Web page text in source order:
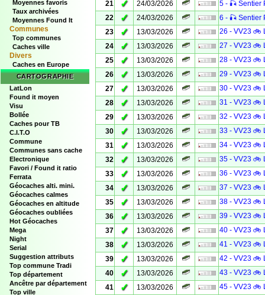
Moyennes favoris
Taux archivées
Moyennes Found It
Communes
Top communes
Caches ville
Divers
Caches en Europe
CARTOGRAPHIE
LatLon
Found it moyen
Visu
Bollée
Caches pour TB
C.I.T.O
Commune
Communes sans cache
Electronique
Favori / Found it ratio
Ferrata
Géocaches alti. mini.
Géocaches calmes
Géocaches en altitude
Géocaches oubliées
Hot Géocaches
Mega
Night
Serial
Suggestion attributs
Top commune Tradi
Top département
Ancêtre par département
Top ville
21
✓ 24/03/2026
5 - 🎣 Sentier
22
✓ 24/03/2026
6 - 🎣 Sentier
23
✓ 13/03/2026
26 - VV23 🚲
24
✓ 13/03/2026
27 - VV23 🚲
25
✓ 13/03/2026
28 - VV23 🚲
26
✓ 13/03/2026
29 - VV23 🚲
27
✓ 13/03/2026
30 - VV23 🚲
28
✓ 13/03/2026
31 - VV23 🚲
29
✓ 13/03/2026
32 - VV23 🚲
30
✓ 13/03/2026
33 - VV23 🚲
31
✓ 13/03/2026
34 - VV23 🚲
32
✓ 13/03/2026
35 - VV23 🚲
33
✓ 13/03/2026
36 - VV23 🚲
34
✓ 13/03/2026
37 - VV23 🚲
35
✓ 13/03/2026
38 - VV23 🚲
36
✓ 13/03/2026
39 - VV23 🚲
37
✓ 13/03/2026
40 - VV23 🚲
38
✓ 13/03/2026
41 - VV23 🚲
39
✓ 13/03/2026
42 - VV23 🚲
40
✓ 13/03/2026
43 - VV23 🚲
41
✓ 13/03/2026
45 - VV23 🚲